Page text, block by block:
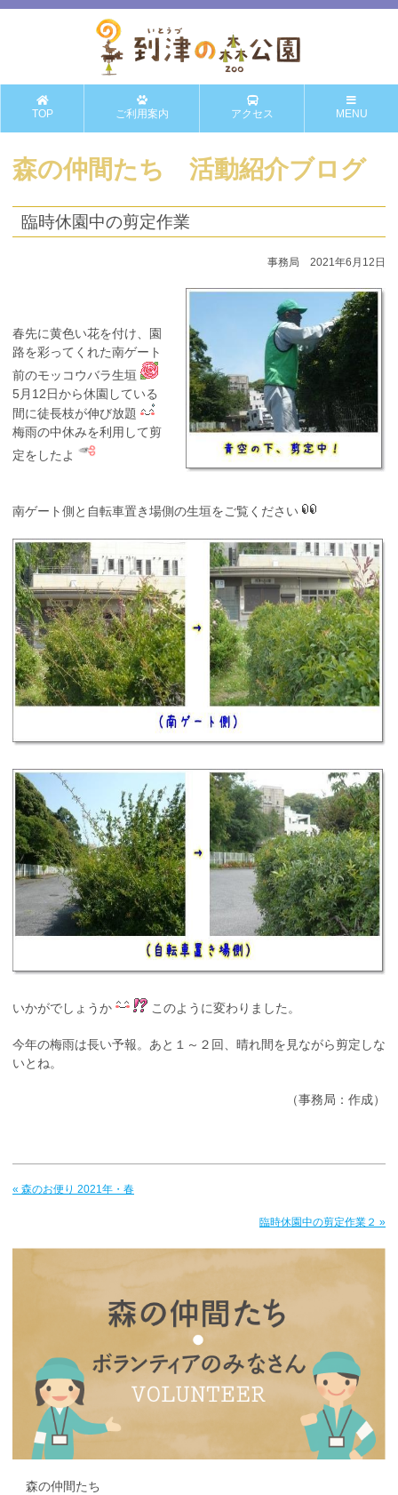
TOP ご利用案内 アクセス MENU
森の仲間たち 活動紹介ブログ
臨時休園中の剪定作業
事務局 2021年6月12日
春先に黄色い花を付け、園
路を彩ってくれた南ゲート
前のモッコウバラ生垣
5月12日から休園している
間に徒長枝が伸び放題
梅雨の中休みを利用して剪
定をしたよ
南ゲート側と自転車置き場側の生垣をご覧ください
いかがでしょうか このように変わりました。
今年の梅雨は長い予報。あと１～２回、晴れ間を見ながら剪定しな
いとね。
（事務局：作成）
« 森のお便り 2021年・春
臨時休園中の剪定作業２ »
森の仲間たち